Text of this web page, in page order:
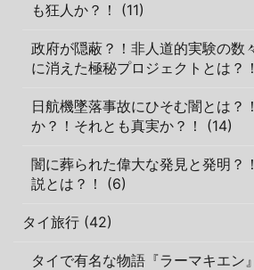
も狂人か？！ (11)
政府が隠蔽？！非人道的実験の数
に消えた極秘プロジェクトとは？
日航機墜落事故にひそむ闇とは？
か？！それとも真実か？！ (14)
闇に葬られた偉大な発見と発明？
説とは？！ (6)
タイ旅行 (42)
タイで有名な物語『ラーマキエン